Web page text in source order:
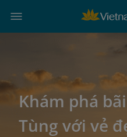
Khám phá
Tùng với vẻ